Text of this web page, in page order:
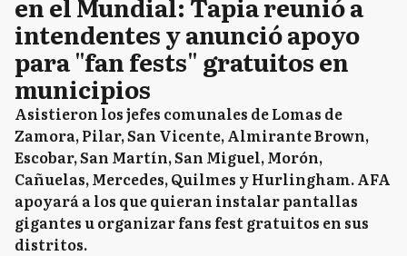
intendentes y anunció apoyo
para "fan fests" gratuitos en
municipios
Asistieron los jefes comunales de Lomas de
Zamora, Pilar, San Vicente, Almirante Brown,
Escobar, San Martín, San Miguel, Morón,
Cañuelas, Mercedes, Quilmes y Hurlingham. AFA
apoyará a los que quieran instalar pantallas
gigantes u organizar fans fest gratuitos en sus
distritos.